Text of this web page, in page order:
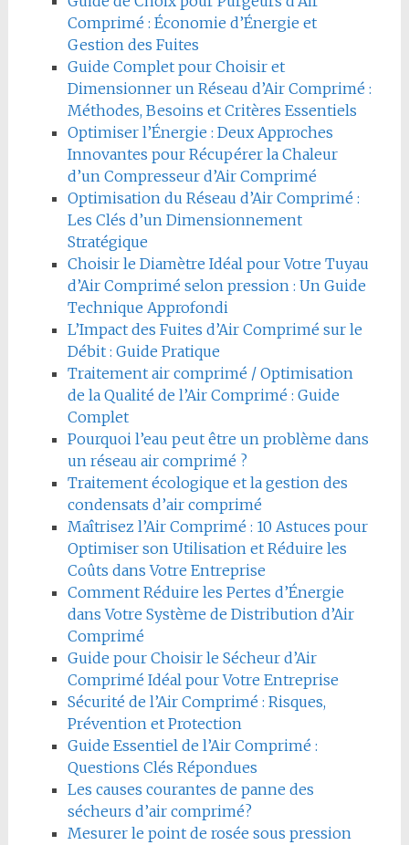
Comprimé : Économie d’Énergie et
Gestion des Fuites
Guide Complet pour Choisir et
Dimensionner un Réseau d’Air Comprimé :
Méthodes, Besoins et Critères Essentiels
Optimiser l’Énergie : Deux Approches
Innovantes pour Récupérer la Chaleur
d’un Compresseur d’Air Comprimé
Optimisation du Réseau d’Air Comprimé :
Les Clés d’un Dimensionnement
Stratégique
Choisir le Diamètre Idéal pour Votre Tuyau
d’Air Comprimé selon pression : Un Guide
Technique Approfondi
L’Impact des Fuites d’Air Comprimé sur le
Débit : Guide Pratique
Traitement air comprimé / Optimisation
de la Qualité de l’Air Comprimé : Guide
Complet
Pourquoi l’eau peut être un problème dans
un réseau air comprimé ?
Traitement écologique et la gestion des
condensats d’air comprimé
Maîtrisez l’Air Comprimé : 10 Astuces pour
Optimiser son Utilisation et Réduire les
Coûts dans Votre Entreprise
Comment Réduire les Pertes d’Énergie
dans Votre Système de Distribution d’Air
Comprimé
Guide pour Choisir le Sécheur d’Air
Comprimé Idéal pour Votre Entreprise
Sécurité de l’Air Comprimé : Risques,
Prévention et Protection
Guide Essentiel de l’Air Comprimé :
Questions Clés Répondues
Les causes courantes de panne des
sécheurs d’air comprimé?
Mesurer le point de rosée sous pression